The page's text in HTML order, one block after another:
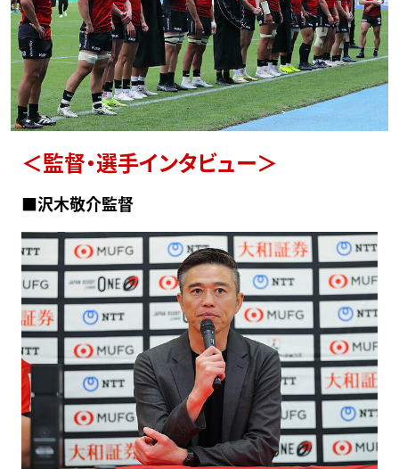
＜監督・選手インタビュー＞
■沢木敬介監督